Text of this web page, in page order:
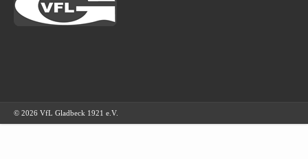
© 2026 VfL Gladbeck 1921 e.V.